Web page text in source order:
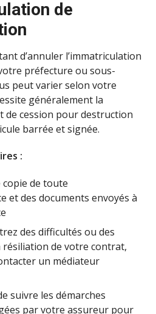
de
d’annuler l’immatriculation
préfecture ou sous-
peut varier selon votre
généralement la
de cession pour destruction
barrée et signée.
:
de toute
et des documents envoyés à
des difficultés ou des
résiliation de votre contrat,
un médiateur
suivre les démarches
par votre assureur pour